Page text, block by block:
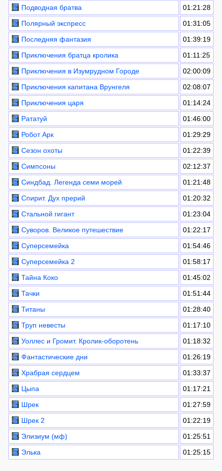
Подводная братва
01:21:28
Полярный экспресс
01:31:05
Последняя фантазия
01:39:19
Приключения братца кролика
01:11:25
Приключения в Изумрудном Городе
02:00:09
Приключения капитана Врунгеля
02:08:07
Приключения царя
01:14:24
Рататуй
01:46:00
Робот Арк
01:29:29
Сезон охоты
01:22:39
Симпсоны
02:12:37
Синдбад. Легенда семи морей
01:21:48
Спирит. Дух прерий
01:20:32
Стальной гигант
01:23:04
Суворов. Великое путешествие
01:22:17
Суперсемейка
01:54:46
Суперсемейка 2
01:58:17
Тайна Коко
01:45:02
Тачки
01:51:44
Титаны
01:28:40
Труп невесты
01:17:10
Уоллес и Громит. Кролик-оборотень
01:18:32
Фантастические дни
01:26:19
Храбрая сердцем
01:33:37
Цыпа
01:17:21
Шрек
01:27:59
Шрек 2
01:22:19
Элизиум (мф)
01:25:51
Элька
01:25:15